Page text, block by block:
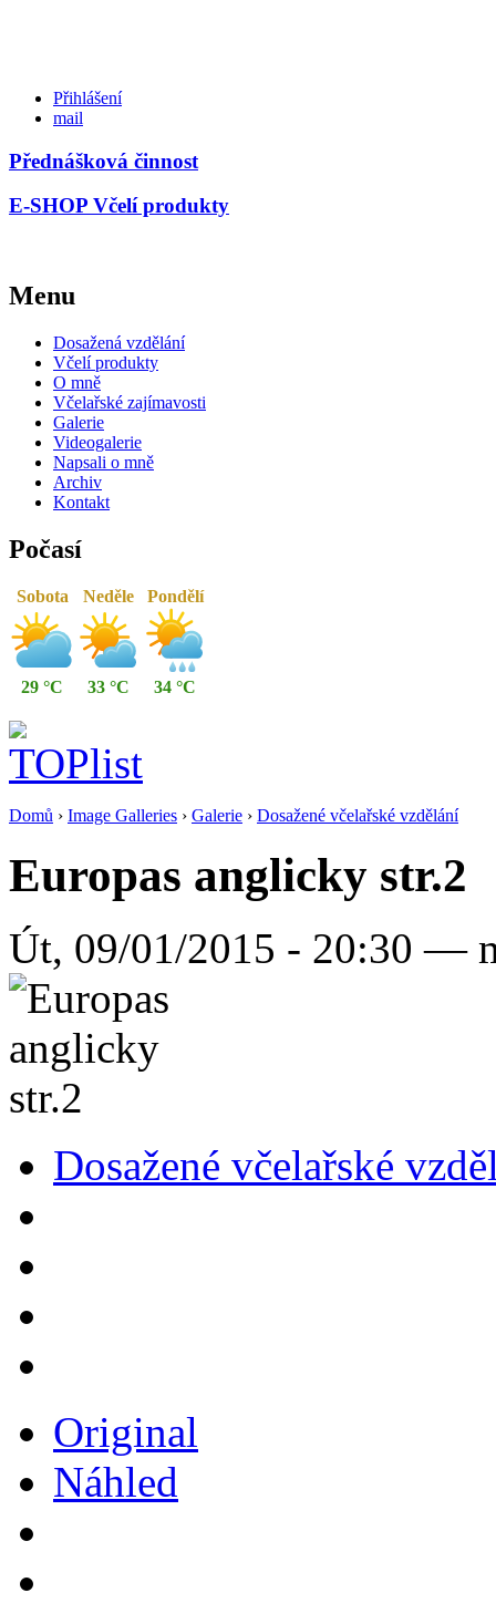
Přihlášení
mail
Přednášková činnost
E-SHOP Včelí produkty
Menu
Dosažená vzdělání
Včelí produkty
O mně
Včelařské zajímavosti
Galerie
Videogalerie
Napsali o mně
Archiv
Kontakt
Počasí
Sobota
29 °C
Neděle
33 °C
Pondělí
34 °C
Domů › Image Galleries › Galerie › Dosažené včelařské vzdělání
Europas anglicky str.2
Út, 09/01/2015 - 20:30 —
Dosažené včelařské
Original
Náhled